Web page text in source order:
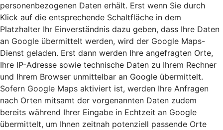
personenbezogenen Daten erhält. Erst wenn Sie durch
Klick auf die entsprechende Schaltfläche in dem
Platzhalter Ihr Einverständnis dazu geben, dass Ihre Daten
an Google übermittelt werden, wird der Google Maps-
Dienst geladen. Erst dann werden Ihre angefragten Orte,
Ihre IP-Adresse sowie technische Daten zu Ihrem Rechner
und Ihrem Browser unmittelbar an Google übermittelt.
Sofern Google Maps aktiviert ist, werden Ihre Anfragen
nach Orten mitsamt der vorgenannten Daten zudem
bereits während Ihrer Eingabe in Echtzeit an Google
übermittelt, um Ihnen zeitnah potenziell passende Orte